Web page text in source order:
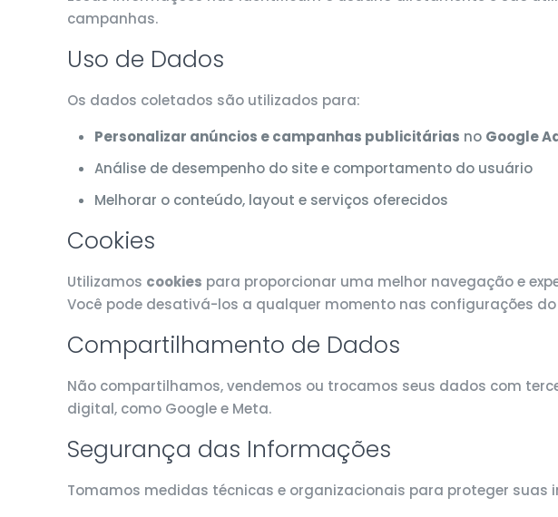
campanhas.
Uso de Dados
Os dados coletados são utilizados para:
Personalizar anúncios e campanhas publicitárias no Google
Análise de desempenho do site e comportamento do usuário
Melhorar o conteúdo, layout e serviços oferecidos
Cookies
Utilizamos cookies para proporcionar uma melhor navegação e
Você pode desativá-los a qualquer momento nas configurações
Compartilhamento de Dados
Não compartilhamos, vendemos ou trocamos seus dados com
digital, como Google e Meta.
Segurança das Informações
Tomamos medidas técnicas e organizacionais para proteger